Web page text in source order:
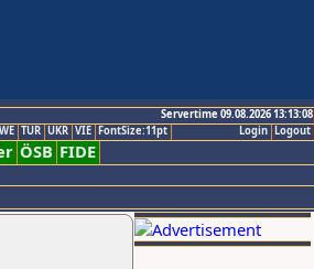
Servertime 09.08.2026 13:13:08
Logout
Login
TUR UKR VIE FontSize:11pt
ÖSB FIDE